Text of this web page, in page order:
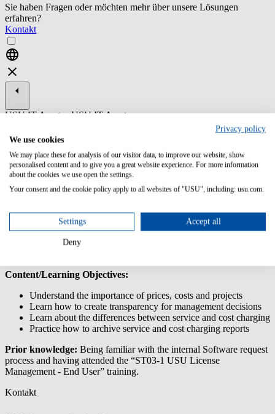
Sie haben Fragen oder möchten mehr über unsere Lösungen
erfahren?
Kontakt
USU IT Asset
ST16-2 USU
License
Management -
Financial
Management
USU IT Asset
and Charging, and further illustrates the impact of the basic
functions like prices, costs, cost keys and projects in USU License
Management. After attending the training, you will be able to
Content/Learning Objectives:
Understand the importance of prices, costs and projects
Learn how to create transparency for management decisions
Learn about the differences between service and cost charging
Practice how to archive service and cost charging reports
Prior knowledge: Being familiar with the internal Software request
process and having attended the “ST03-1 USU License
Management - End User” training.
Kontakt
Privacy policy
We use cookies
We may place these for analysis of our visitor data, to improve our website, show
personalised content and to give you a great website experience. For more information
about the cookies we use open the settings.
Your consent and the cookie policy apply to all websites of "USU", including: usu.com.
Settings Accept all
Deny